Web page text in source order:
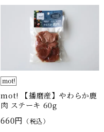
mot!
mot! 【播磨産】やわらか鹿
肉 ステーキ 60g
660円 （税込）